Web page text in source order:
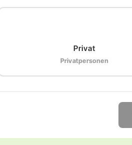
Privat
Privatpersonen